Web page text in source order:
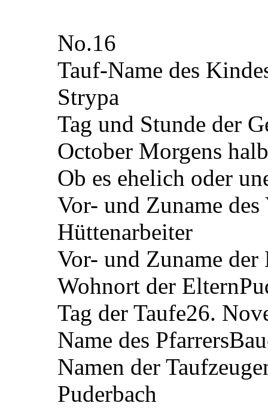
No.16
Tauf-Name des
Strypa
Tag und Stunde der
October Morgens
Ob es ehelich oder
Vor- und Zuname des
Hüttenarbeiter
Vor- und Zuname der
Wohnort der Eltern
Tag der Taufe26.
Name des Pfarrers
Namen der
Puderbach